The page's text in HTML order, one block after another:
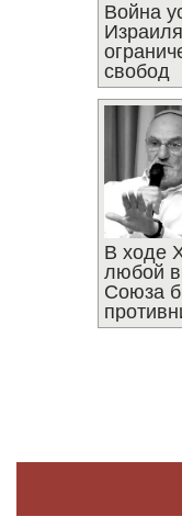
Война
свобод
В ходе
любой
Союза